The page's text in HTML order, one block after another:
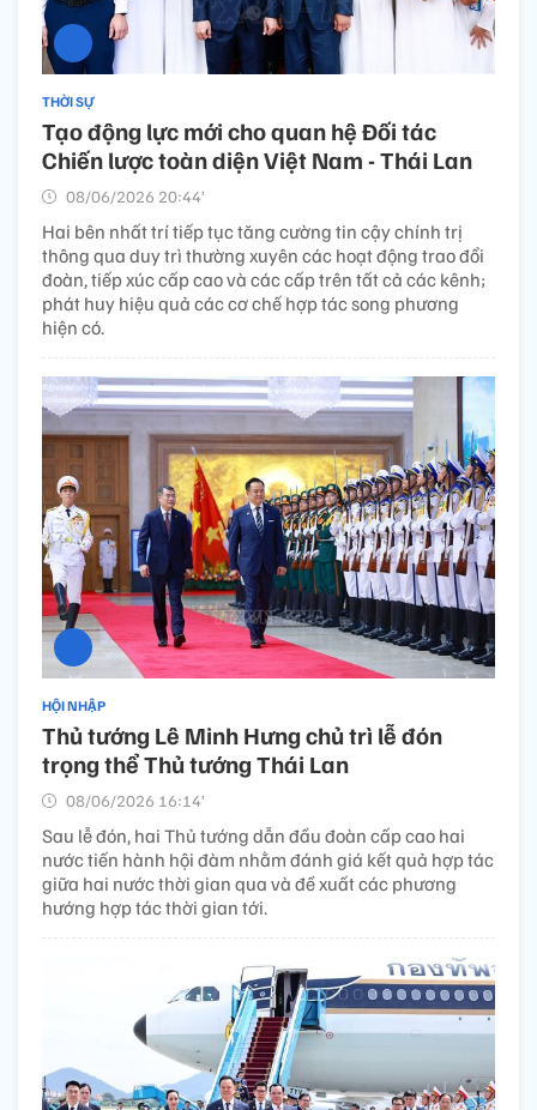
THỜI SỰ
Tạo động lực mới cho quan hệ Đối tác
Chiến lược toàn diện Việt Nam - Thái Lan
08/06/2026 20:44’
Hai bên nhất trí tiếp tục tăng cường tin cậy chính trị
thông qua duy trì thường xuyên các hoạt động trao đổi
đoàn, tiếp xúc cấp cao và các cấp trên tất cả các kênh;
phát huy hiệu quả các cơ chế hợp tác song phương
hiện có.
HỘI NHẬP
Thủ tướng Lê Minh Hưng chủ trì lễ đón
trọng thể Thủ tướng Thái Lan
08/06/2026 16:14’
Sau lễ đón, hai Thủ tướng dẫn đầu đoàn cấp cao hai
nước tiến hành hội đàm nhằm đánh giá kết quả hợp tác
giữa hai nước thời gian qua và đề xuất các phương
hướng hợp tác thời gian tới.